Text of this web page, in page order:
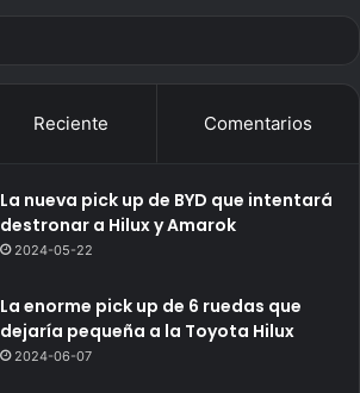
Reciente Comentarios
La nueva pick up de BYD que intentará
destronar a Hilux y Amarok
2024-05-22
La enorme pick up de 6 ruedas que
dejaría pequeña a la Toyota Hilux
2024-06-07